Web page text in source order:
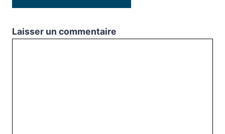
Laisser un commentaire